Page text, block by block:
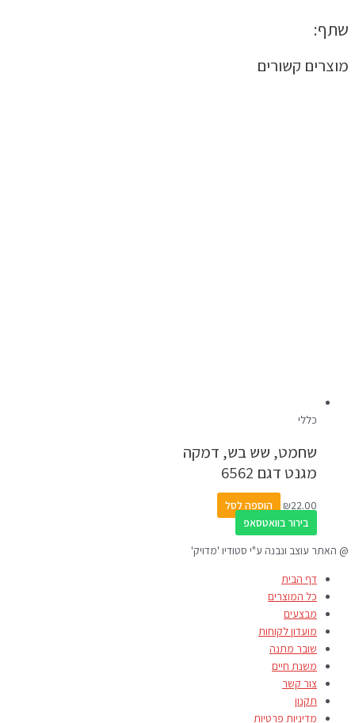
שתף:
מוצרים קשורים
כללי
שחמט, שש בש, דמקה
מגנט דגם 6562
₪22.00
הוספה לסל
בירור בוואטסאפ
@ האתר עוצב ונבנה ע"י סטודיו 'מדויק'
דף הבית
כל המוצרים
מבצעים
מועדון לקוחות
שובר מתנה
משנת חיים
צור קשר
תקנון
מדיניות פרטיות